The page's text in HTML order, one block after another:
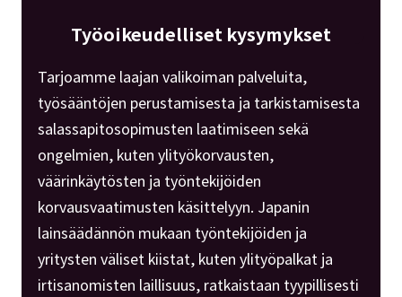
Työoikeudelliset kysymykset
Tarjoamme laajan valikoiman palveluita,
työsääntöjen perustamisesta ja tarkistamisesta
salassapitosopimusten laatimiseen sekä
ongelmien, kuten ylityökorvausten,
väärinkäytösten ja työntekijöiden
korvausvaatimusten käsittelyyn. Japanin
lainsäädännön mukaan työntekijöiden ja
yritysten väliset kiistat, kuten ylityöpalkat ja
irtisanomisten laillisuus, ratkaistaan tyypillisesti